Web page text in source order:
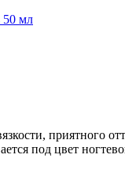
приятного
под цвет